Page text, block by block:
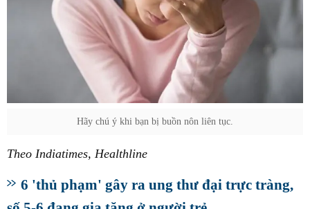
Hãy chú ý khi bạn bị buồn nôn liên tục.
Theo Indiatimes, Healthline
6 'thủ phạm' gây ra ung thư đại trực tràng,